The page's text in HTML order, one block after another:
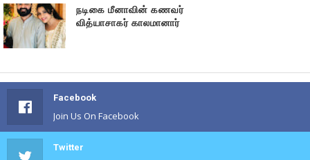
நடிகை மீனாவின் கணவர்
வித்யாசாகர் காலமானார்
Facebook
Join Us On Facebook
Twitter